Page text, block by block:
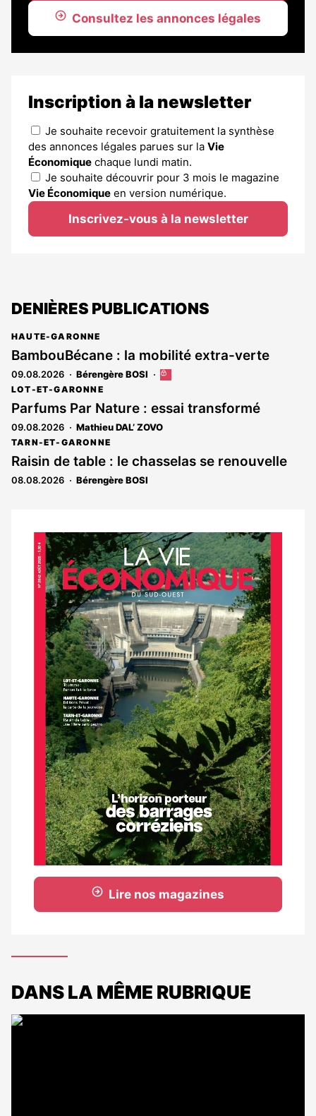
Consultez les annonces légales
Inscription à la newsletter
Je souhaite recevoir gratuitement la synthèse
des annonces légales parues sur la Vie
Économique chaque lundi matin.
Je souhaite découvrir pour 3 mois le magazine
Vie Économique en version numérique.
Inscrivez-vous à la newsletter
DENIÈRES PUBLICATIONS
HAUTE-GARONNE
BambouBécane : la mobilité extra-verte
09.08.2026 Bérengère BOSI
Cet
réservé
aux
LOT-ET-GARONNE
Parfums Par Nature : essai transformé
09.08.2026 Mathieu DAL’ ZOVO
TARN-ET-GARONNE
Raisin de table : le chasselas se renouvelle
08.08.2026 Bérengère BOSI
Notre
dernier
magazine
Lire nos magazines
DANS LA MÊME RUBRIQUE